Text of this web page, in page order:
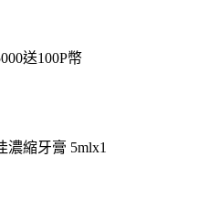
送100P幣
濃縮牙膏 5mlx1